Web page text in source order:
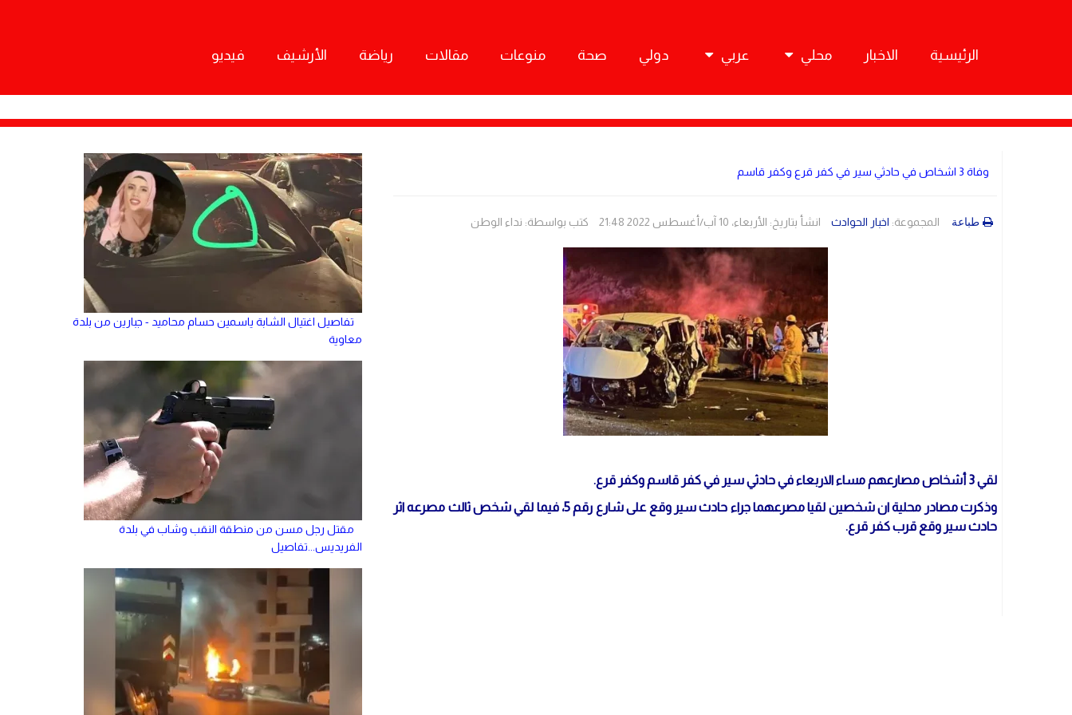
الرئيسية الاخبار محلي عربي دولي صحة منوعات مقالات رياضة الأرشيف فيديو
وفاة 3 اشخاص في حادثي سير في كفر قرع وكفر قاسم
المجموعة: اخبار الحوادث انشأ بتاريخ: الأربعاء، 10 آب/أغسطس 2022 21:48 كتب بواسطة: نداء الوطن طباعة
لقي 3 أشخاص مصارعهم مساء الاربعاء في حادثي سير في كفر قاسم وكفر قرع.
وذكرت مصادر محلية ان شخصين لقيا مصرعهما جراء حادث سير وقع على شارع رقم 5، فيما لقي شخص ثالث مصرعه اثر
حادث سير وقع قرب كفر قرع.
تفاصيل اغتيال الشابة ياسمين حسام محاميد - جبارين من بلدة
معاوية
مقتل رجل مسن من منطقة النقب وشاب في بلدة
الفريديس...تفاصيل